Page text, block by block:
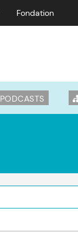
Fondation
PODCASTS